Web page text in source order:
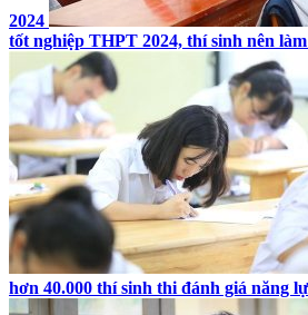
2024
tốt nghiệp THPT 2024, thí sinh nên
hơn 40.000 thí sinh thi đánh giá năng